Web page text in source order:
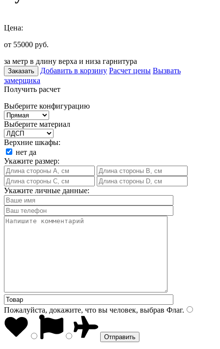
Цена:
от 55000 руб.
за метр в длину верха и низа гарнитура
Заказать Добавить в корзину Расчет цены Вызвать
замерщика
Получить расчет
Выберите конфигурацию
Выберите материал
Верхние шкафы:
нет да
Укажите размер:
Укажите личные данные:
Пожалуйста, докажите, что вы человек, выбрав Флаг.